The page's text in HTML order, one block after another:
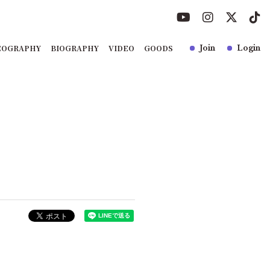
BIOGRAPHY VIDEO GOODS Join Login